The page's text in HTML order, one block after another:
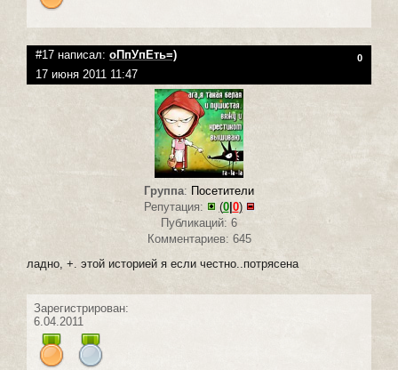
#17 написал: оПпУпЕть=) 0
17 июня 2011 11:47
Группа: Посетители
Репутация:
(0|0)
Публикаций: 6
Комментариев: 645
ладно, +. этой историей я если честно..потрясена
Зарегистрирован:
6.04.2011